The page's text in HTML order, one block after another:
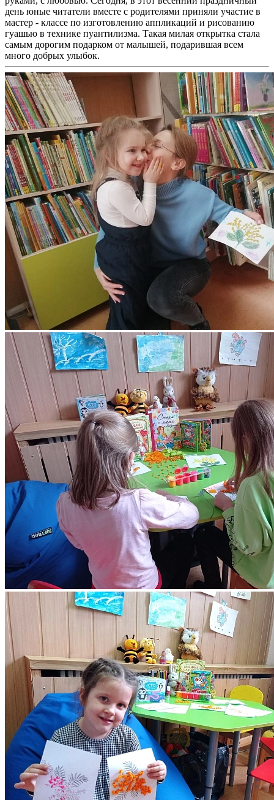
день юные читатели вместе с родителями приняли участие в
мастер - классе по изготовлению аппликаций и рисованию
гуашью в технике пуантилизма. Такая милая открытка стала
самым дорогим подарком от малышей, подарившая всем
много добрых улыбок.